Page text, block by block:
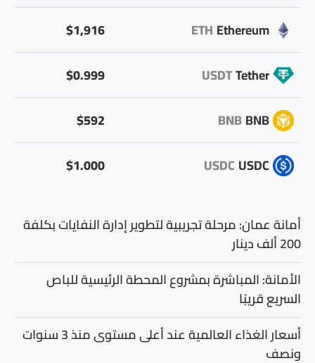
Ethereum
ETH
$1,916
Tether
USDT
$0.999
BNB
BNB
$592
USDC
USDC
$1.000
أمانة عمان: مرحلة تجريبية لتطوير إدارة النفايات بكلفة
200 ألف دينار
الأمانة: المباشرة بمشروع المحطة الرئيسية للباص
السريع قريبًا
أسعار الغذاء العالمية عند أعلى مستوى منذ 3 سنوات
ونصف